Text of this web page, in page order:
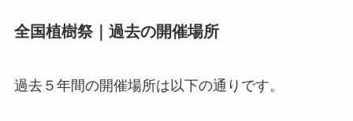
全国植樹祭｜過去の開催場所
過去５年間の開催場所は以下の通りです。